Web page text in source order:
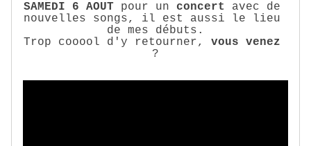
SAMEDI 6 AOUT pour un concert
avec de
nouvelles songs, il est aussi le lieu
de mes débuts.
Trop cooool d'y retourner, vous venez
?